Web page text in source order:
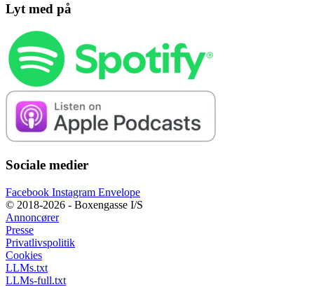
Lyt med på
Sociale medier
Facebook Instagram Envelope
© 2018-2026 - Boxengasse I/S
Annoncører
Presse
Privatlivspolitik
Cookies
LLMs.txt
LLMs-full.txt